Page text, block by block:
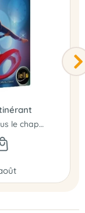
Le mystère entre sous le chapiteau...